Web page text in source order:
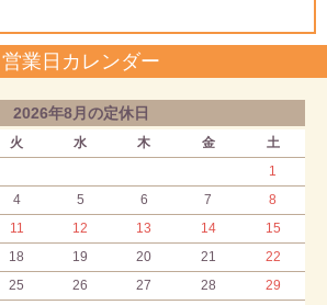
営業日カレンダー
2026年8月の定休日
火 水 木 金
土
1
4 5 6 7
8
11 12 13 14
15
18 19 20 21
22
25 26 27 28
29